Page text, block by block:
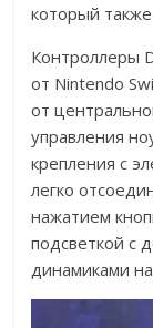
который
Контроллеры
от Nintendo
от
управления
крепления с
легко
нажатием
подсветкой с
динамиками
Видеоплеер